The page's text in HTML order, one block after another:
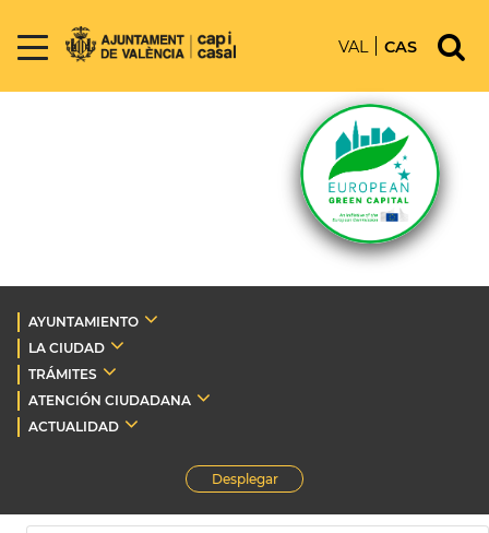
VAL CAS
AYUNTAMIENTO
LA CIUDAD
TRÁMITES
ATENCIÓN CIUDADANA
ACTUALIDAD
Desplegar